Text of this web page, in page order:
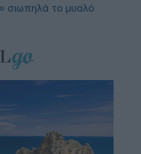
σιωπηλά το μυαλό